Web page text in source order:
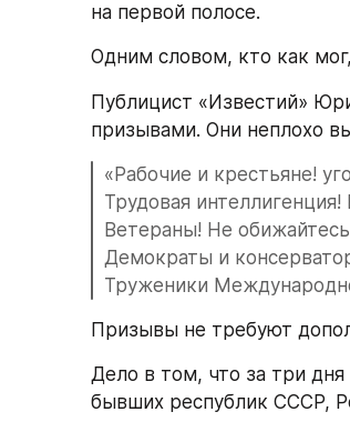
на первой полосе.
Одним словом, кто как
Публицист «Известий»
призывами. Они неплохо
«Рабочие и крестьяне!
Трудовая
Ветераны! Не
Демократы и
Труженики
Призывы не требуют
Дело в том, что за три
бывших республик СССР,